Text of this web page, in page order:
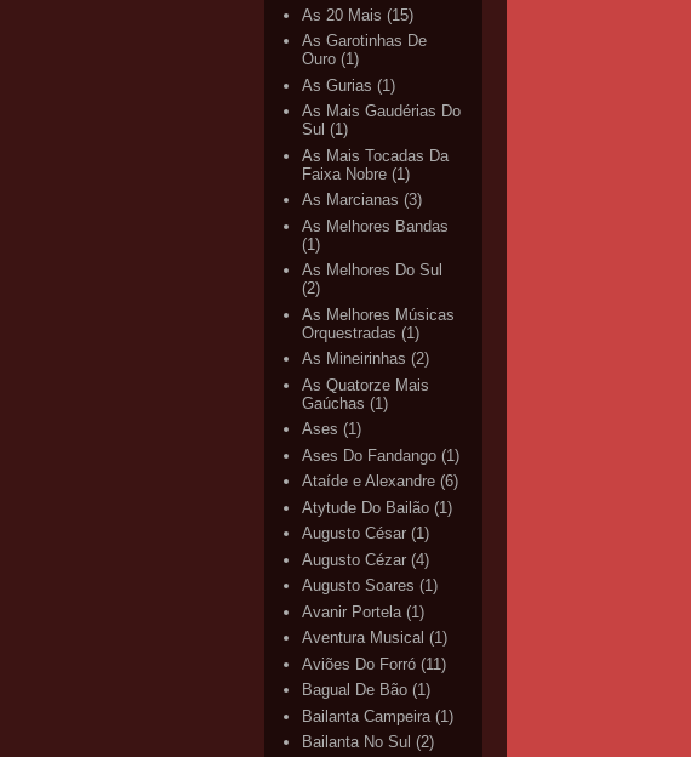
As 20 Mais (15)
As Garotinhas De
Ouro (1)
As Gurias (1)
As Mais Gaudérias Do
Sul (1)
As Mais Tocadas Da
Faixa Nobre (1)
As Marcianas (3)
As Melhores Bandas
(1)
As Melhores Do Sul
(2)
As Melhores Músicas
Orquestradas (1)
As Mineirinhas (2)
As Quatorze Mais
Gaúchas (1)
Ases (1)
Ases Do Fandango (1)
Ataíde e Alexandre (6)
Atytude Do Bailão (1)
Augusto César (1)
Augusto Cézar (4)
Augusto Soares (1)
Avanir Portela (1)
Aventura Musical (1)
Aviões Do Forró (11)
Bagual De Bão (1)
Bailanta Campeira (1)
Bailanta No Sul (2)